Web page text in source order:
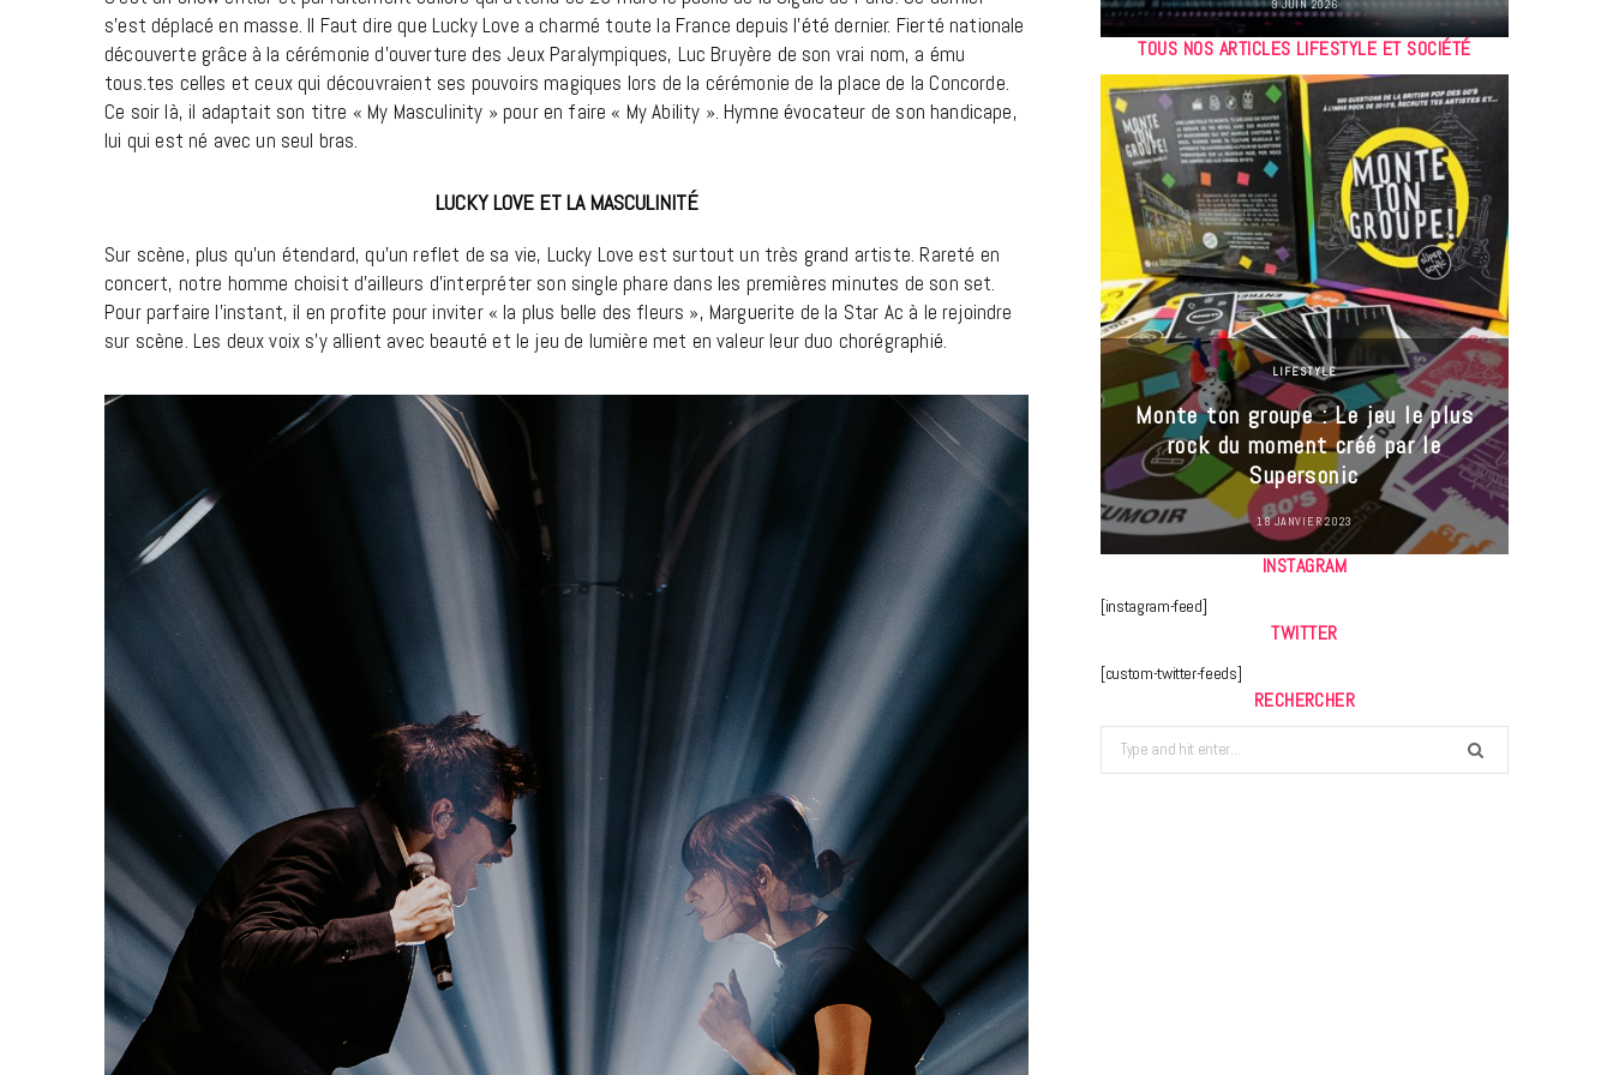
s’est déplacé en masse. Il Faut dire que Lucky Love a charmé toute la France depuis l’été dernier. Fierté nationale
découverte grâce à la cérémonie d’ouverture des Jeux Paralympiques, Luc Bruyère de son vrai nom, a ému
tous.tes celles et ceux qui découvraient ses pouvoirs magiques lors de la cérémonie de la place de la Concorde.
Ce soir là, il adaptait son titre « My Masculinity » pour en faire « My Ability ». Hymne évocateur de son handicape,
lui qui est né avec un seul bras.
LUCKY LOVE ET LA MASCULINITÉ
Sur scène, plus qu’un étendard, qu’un reflet de sa vie, Lucky Love est surtout un très grand artiste. Rareté en
concert, notre homme choisit d’ailleurs d’interpréter son single phare dans les premières minutes de son set.
Pour parfaire l’instant, il en profite pour inviter « la plus belle des fleurs », Marguerite de la Star Ac à le rejoindre
sur scène. Les deux voix s’y allient avec beauté et le jeu de lumière met en valeur leur duo chorégraphié.
7 JUIN 2026 9 JUIN 2026
TOUS NOS ARTICLES LIFESTYLE ET SOCIÉTÉ
LIFESTYLE
documentaire plus Ginsburg que
Gainsbarre à ne pas manquer sur
France 3
18 FÉVRIER 2021
LIFESTYLE
Monte ton groupe : Le jeu le plus
rock du moment créé par le
Supersonic
18 JANVIER 2023
INSTAGRAM
[instagram-feed]
TWITTER
[custom-twitter-feeds]
RECHERCHER
Search
for: